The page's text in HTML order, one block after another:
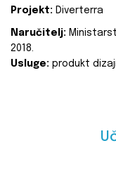
Projekt: Diverterra
Naručitelj:
2018.
Usluge: produkt